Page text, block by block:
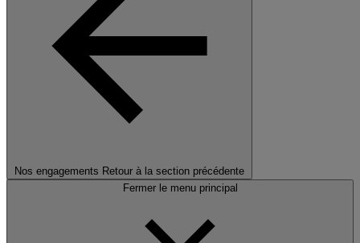
Nos engagements Retour à la section précédente
Fermer le menu principal